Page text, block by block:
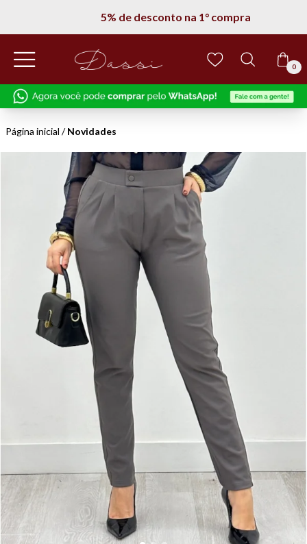
5% de desconto na 1° compra
0
Página inicial /Novidades